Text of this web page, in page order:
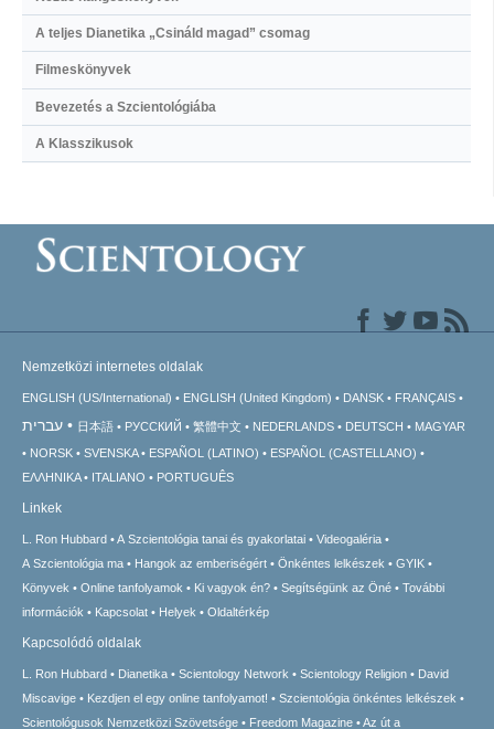
A teljes Dianetika „Csináld magad” csomag
Filmeskönyvek
Bevezetés a Szcientológiába
A Klasszikusok
Nemzetközi internetes oldalak
ENGLISH (US/International) ENGLISH (United Kingdom) DANSK FRANÇAIS
עברית 日本語 РУССКИЙ 繁體中文 NEDERLANDS DEUTSCH
MAGYAR
NORSK
SVENSKA ESPAÑOL (LATINO)
ESPAÑOL (CASTELLANO)
ΕΛΛΗΝΙΚA
ITALIANO PORTUGUÊS
Linkek
L. Ron Hubbard A Szcientológia tanai és gyakorlatai
Videogaléria
A Szcientológia ma
Hangok az emberiségért Önkéntes lelkészek
GYIK
Könyvek
Online tanfolyamok Ki vagyok én? Segítségünk az Öné
További
információk
Kapcsolat Helyek Oldaltérkép
Kapcsolódó oldalak
L. Ron Hubbard Dianetika Scientology Network Scientology Religion
David
Miscavige
Kezdjen el egy online tanfolyamot!
Szcientológia önkéntes lelkészek
Scientológusok Nemzetközi Szövetsége
Freedom Magazine Az út a